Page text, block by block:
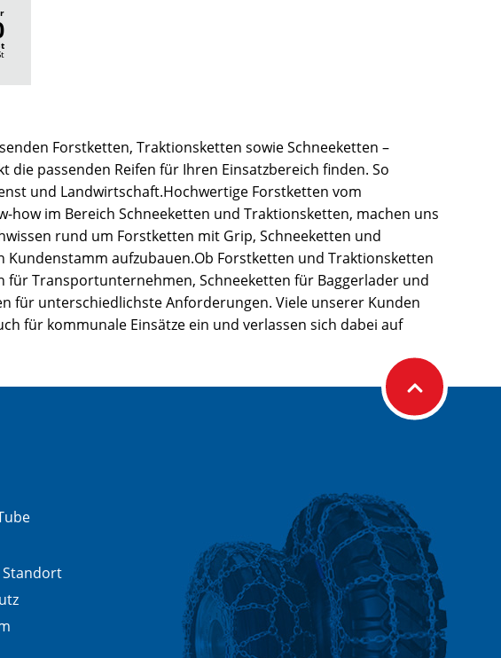
Forstketten, Traktionsketten sowie Schneeketten –
passenden Reifen für Ihren Einsatzbereich finden. So
und Landwirtschaft.Hochwertige Forstketten vom
im Bereich Schneeketten und Traktionsketten, machen uns
rund um Forstketten mit Grip, Schneeketten und
aufzubauen.Ob Forstketten und Traktionsketten
Transportunternehmen, Schneeketten für Baggerlader und
für unterschiedlichste Anforderungen. Viele unserer Kunden
für kommunale Einsätze ein und verlassen sich dabei auf